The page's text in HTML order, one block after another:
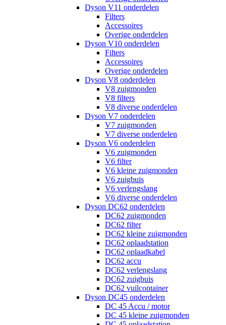
Dyson V11 onderdelen
Filters
Accessoires
Overige onderdelen
Dyson V10 onderdelen
Filters
Accessoires
Overige onderdelen
Dyson V8 onderdelen
V8 zuigmonden
V8 filters
V8 diverse onderdelen
Dyson V7 onderdelen
V7 zuigmonden
V7 diverse onderdelen
Dyson V6 onderdelen
V6 zuigmonden
V6 filter
V6 kleine zuigmonden
V6 zuigbuis
V6 verlengslang
V6 diverse onderdelen
Dyson DC62 onderdelen
DC62 zuigmonden
DC62 filter
DC62 kleine zuigmonden
DC62 oplaadstation
DC62 oplaadkabel
DC62 accu
DC62 verlengslang
DC62 zuigbuis
DC62 vuilcontainer
Dyson DC45 onderdelen
DC 45 Accu / motor
DC 45 kleine zuigmonden